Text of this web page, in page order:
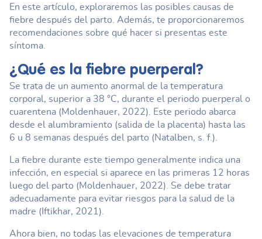
En este artículo, exploraremos las posibles causas de
fiebre después del parto. Además, te proporcionaremos
recomendaciones sobre qué hacer si presentas este
síntoma.
¿Qué es la fiebre puerperal?
Se trata de un aumento anormal de la temperatura
corporal, superior a 38 °C, durante el periodo puerperal o
cuarentena (Moldenhauer, 2022). Este periodo abarca
desde el alumbramiento (salida de la placenta) hasta las
6 u 8 semanas después del parto (Natalben, s. f.).
La fiebre durante este tiempo generalmente indica una
infección, en especial si aparece en las primeras 12 horas
luego del parto (Moldenhauer, 2022). Se debe tratar
adecuadamente para evitar riesgos para la salud de la
madre (Iftikhar, 2021).
Ahora bien, no todas las elevaciones de temperatura